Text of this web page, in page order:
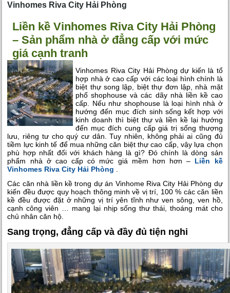
Vinhomes Riva City Hải Phòng
Liền kề Vinhomes Riva City Hải Phòng
– Sản phẩm nhà ở đẳng cấp với mức
giá cạnh tranh
Vinhomes Riva City Hải Phòng dự kiến là tổ
hợp nhà ở cao cấp với các loại hình chính là
biệt thự song lập, biệt thự đơn lập, nhà mặt
phố shophouse và các dãy nhà liền kề cao
cấp. Nếu như shophouse là loại hình nhà ở
hướng đến mục đích sinh sống kết hợp với
kinh doanh thì biệt thự và liền kề lại hướng
đến mục đích cung cấp giá trị sống thượng
lưu, riêng tư cho quý cư dân. Tuy nhiên, không phải ai cũng đủ
tiềm lực kinh tế để mua những căn biệt thự cao cấp, vậy lựa chọn
phù hợp nhất đối với khách hàng là gì? Đó chính là dòng sản
phẩm nhà ở cao cấp có mức giá mềm hơn hơn – Liền kề
Vinhomes Riva City Hải Phòng .
Các căn nhà liền kề trong dự án Vinhome Riva City Hải Phòng dự
kiến đều được quy hoạch thông minh về vị trí, 100 % các căn liền
kề đều được đặt ở những vị trí yên tĩnh như ven sông, ven hồ,
cạnh công viên … mang lại nhịp sống thư thái, thoáng mát cho
chủ nhân căn hộ.
Sang trọng, đẳng cấp và đầy đủ tiện nghi